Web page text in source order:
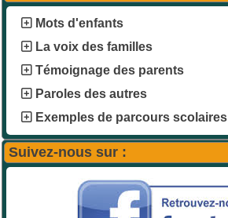
Mots d'enfants
La voix des familles
Témoignage des parents
Paroles des autres
Exemples de parcours scolaires
Suivez-nous sur :